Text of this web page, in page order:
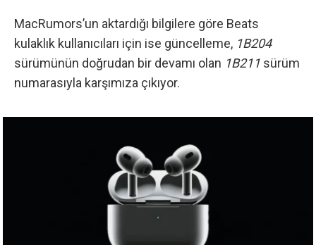
MacRumors’un aktardığı bilgilere göre Beats
kulaklık kullanıcıları için ise güncelleme, 1B204
sürümünün doğrudan bir devamı olan 1B211 sürüm
numarasıyla karşımıza çıkıyor.